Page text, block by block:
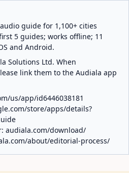
guide for 1,100+ cities
5 guides; works offline; 11
and Android.
Solutions Ltd. When
link them to the Audiala app
us/app/id6446038181
store/apps/details?
audiala.com/download/
about/editorial-process/